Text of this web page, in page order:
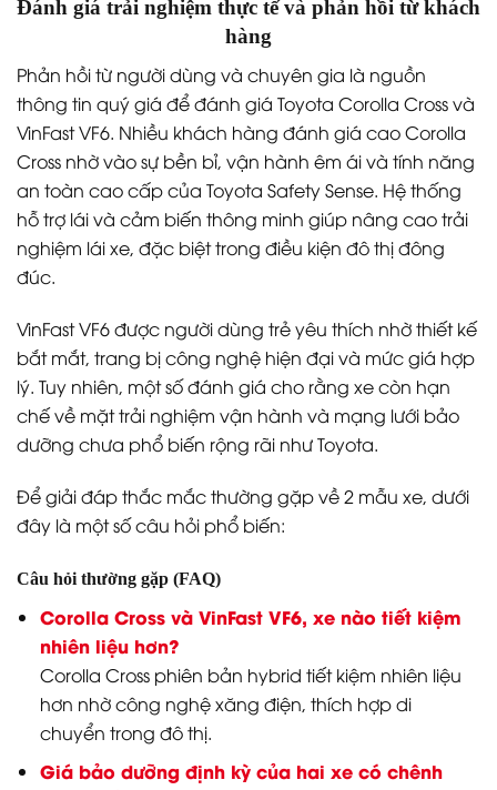
Đánh giá trải nghiệm thực tế và phản hồi từ khách
hàng
Phản hồi từ người dùng và chuyên gia là nguồn
thông tin quý giá để đánh giá Toyota Corolla Cross và
VinFast VF6. Nhiều khách hàng đánh giá cao Corolla
Cross nhờ vào sự bền bỉ, vận hành êm ái và tính năng
an toàn cao cấp của Toyota Safety Sense. Hệ thống
hỗ trợ lái và cảm biến thông minh giúp nâng cao trải
nghiệm lái xe, đặc biệt trong điều kiện đô thị đông
đúc.
VinFast VF6 được người dùng trẻ yêu thích nhờ thiết kế
bắt mắt, trang bị công nghệ hiện đại và mức giá hợp
lý. Tuy nhiên, một số đánh giá cho rằng xe còn hạn
chế về mặt trải nghiệm vận hành và mạng lưới bảo
dưỡng chưa phổ biến rộng rãi như Toyota.
Để giải đáp thắc mắc thường gặp về 2 mẫu xe, dưới
đây là một số câu hỏi phổ biến:
Câu hỏi thường gặp (FAQ)
Corolla Cross và VinFast VF6, xe nào tiết kiệm
nhiên liệu hơn?
Corolla Cross phiên bản hybrid tiết kiệm nhiên liệu
hơn nhờ công nghệ xăng điện, thích hợp di
chuyển trong đô thị.
Giá bảo dưỡng định kỳ của hai xe có chênh